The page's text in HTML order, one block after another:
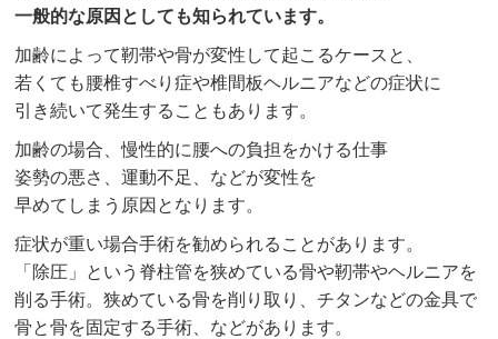
一般的な原因としても知られています。
加齢によって靭帯や骨が変性して起こるケースと、
若くても腰椎すべり症や椎間板ヘルニアなどの症状に
引き続いて発生することもあります。
加齢の場合、慢性的に腰への負担をかける仕事
姿勢の悪さ、運動不足、などが変性を
早めてしまう原因となります。
症状が重い場合手術を勧められることがあります。
「除圧」という脊柱管を狭めている骨や靭帯やヘルニアを
削る手術。狭めている骨を削り取り、チタンなどの金具で
骨と骨を固定する手術、などがあります。